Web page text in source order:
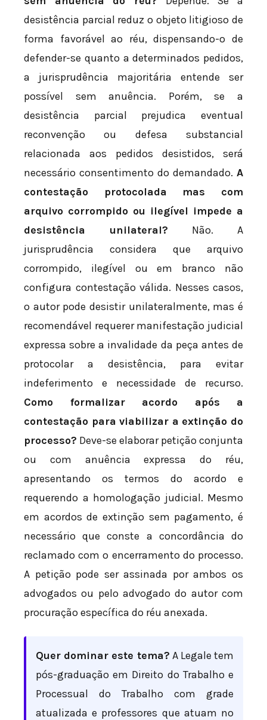
desistência parcial reduz o objeto litigioso de
forma favorável ao réu, dispensando-o de
defender-se quanto a determinados pedidos,
a jurisprudência majoritária entende ser
possível sem anuência. Porém, se a
desistência parcial prejudica eventual
reconvenção ou defesa substancial
relacionada aos pedidos desistidos, será
necessário consentimento do demandado. A
contestação protocolada mas com
arquivo corrompido ou ilegível impede a
desistência unilateral? Não. A
jurisprudência considera que arquivo
corrompido, ilegível ou em branco não
configura contestação válida. Nesses casos,
o autor pode desistir unilateralmente, mas é
recomendável requerer manifestação judicial
expressa sobre a invalidade da peça antes de
protocolar a desistência, para evitar
indeferimento e necessidade de recurso.
Como formalizar acordo após a
contestação para viabilizar a extinção do
processo? Deve-se elaborar petição conjunta
ou com anuência expressa do réu,
apresentando os termos do acordo e
requerendo a homologação judicial. Mesmo
em acordos de extinção sem pagamento, é
necessário que conste a concordância do
reclamado com o encerramento do processo.
A petição pode ser assinada por ambos os
advogados ou pelo advogado do autor com
procuração específica do réu anexada.
Quer dominar este tema? A Legale tem
pós-graduação em Direito do Trabalho e
Processual do Trabalho com grade
atualizada e professores que atuam no